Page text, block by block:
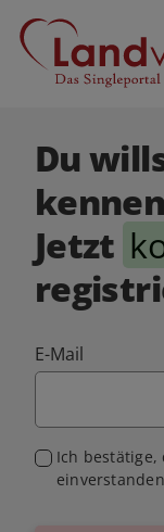
Du
Jetzt
E-Mail
Ich